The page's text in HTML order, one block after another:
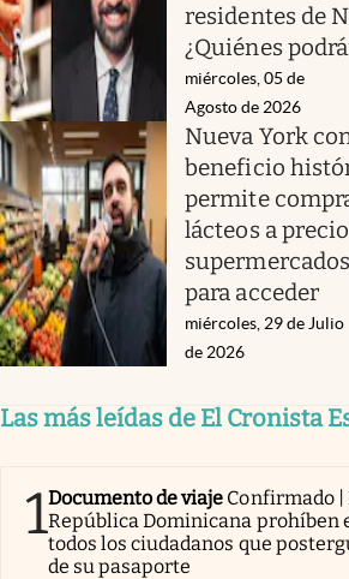
residentes de
¿Quiénes
miércoles, 05 de
Agosto de 2026
Nueva York
beneficio
permite
lácteos a
para acceder
miércoles, 29 de Julio
de 2026
Las más leídas de El Cronista
1Documento de viaje Confirmado |
República Dominicana prohíben
todos los ciudadanos que
de su pasaporte